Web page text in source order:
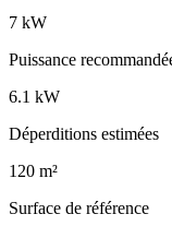
7 kW
Puissance
6.1 kW
Déperditions estimées
120 m²
Surface de référence